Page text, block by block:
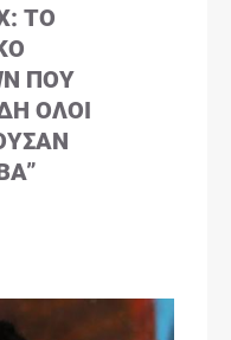
ΤΟ
ΠΟΥ
ΌΛΟΙ